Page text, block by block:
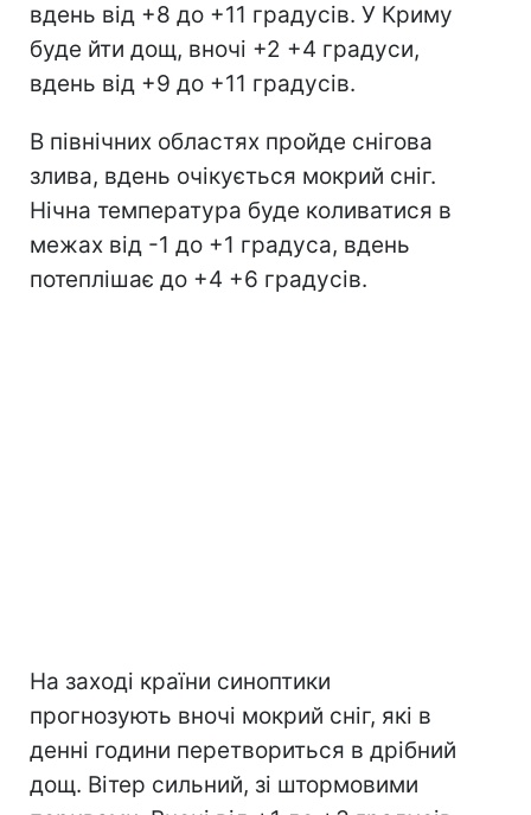
вдень від +8 до +11 градусів. У Криму
буде йти дощ, вночі +2 +4 градуси,
вдень від +9 до +11 градусів.
В північних областях пройде снігова
злива, вдень очікується мокрий сніг.
Нічна температура буде коливатися в
межах від -1 до +1 градуса, вдень
потеплішає до +4 +6 градусів.
На заході країни синоптики
прогнозують вночі мокрий сніг, які в
денні години перетвориться в дрібний
дощ. Вітер сильний, зі штормовими